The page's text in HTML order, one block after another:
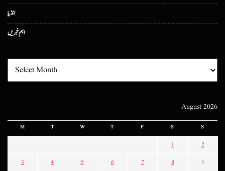
انڈیا
اہم خبریں
August 2026
M T W T F S S
1 2
3 4 5 6 7 8 9